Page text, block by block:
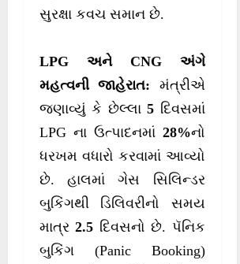
સુરક્ષા કવચ સમાન છે.
LPG અને CNG અંગે
મહત્વની જાહેરાત: મંત્રીએ
જણાવ્યું કે છેલ્લા5 દિવસમાં
LPG ના ઉત્પાદનમાં 28%નો
ધરખમ વધારો કરવામાં આવ્યો
છે. હાલમાં ગેસ સિલિન્ડર
બુકિંગથી ડિલિવરીનો સમય
માત્ર2.5 દિવસનો છે. પૅનિક
બુકિંગ (Panic Booking)